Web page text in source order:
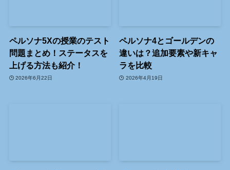
ペルソナ5Xの授業のテスト
問題まとめ！ステータスを
上げる方法も紹介！
2026年6月22日
ペルソナ4とゴールデンの
違いは？追加要素や新キャ
ラを比較
2026年4月19日